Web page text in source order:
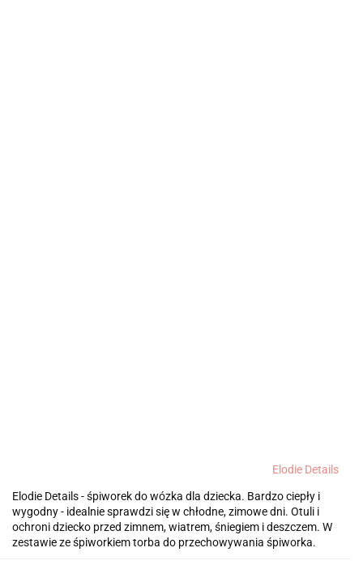
Elodie Details
Elodie Details - śpiworek do wózka dla dziecka. Bardzo ciepły i
wygodny - idealnie sprawdzi się w chłodne, zimowe dni. Otuli i
ochroni dziecko przed zimnem, wiatrem, śniegiem i deszczem. W
zestawie ze śpiworkiem torba do przechowywania śpiworka.